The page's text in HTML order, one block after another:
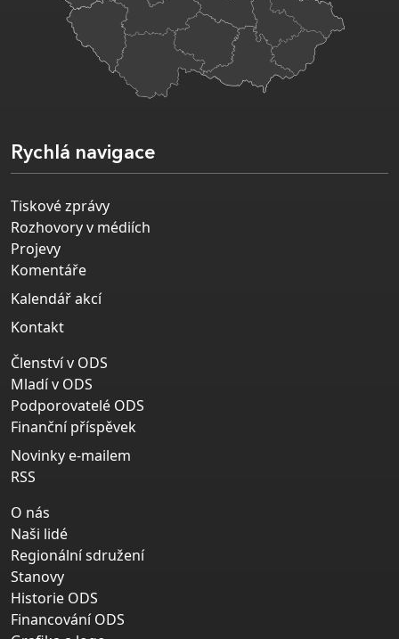
Rychlá navigace
Tiskové zprávy
Rozhovory v médiích
Projevy
Komentáře
Kalendář akcí
Kontakt
Členství v ODS
Mladí v ODS
Podporovatelé ODS
Finanční příspěvek
Novinky e-mailem
RSS
O nás
Naši lidé
Regionální sdružení
Stanovy
Historie ODS
Financování ODS